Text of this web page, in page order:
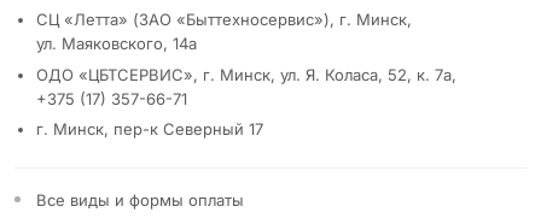
СЦ «Летта» (ЗАО «Быттехносервис»), г. Минск,
ул. Маяковского, 14а
ОДО «ЦБТСЕРВИС», г. Минск, ул. Я. Коласа, 52, к. 7а,
+375 (17) 357-66-71
г. Минск, пер-к Северный 17
Все виды и формы оплаты